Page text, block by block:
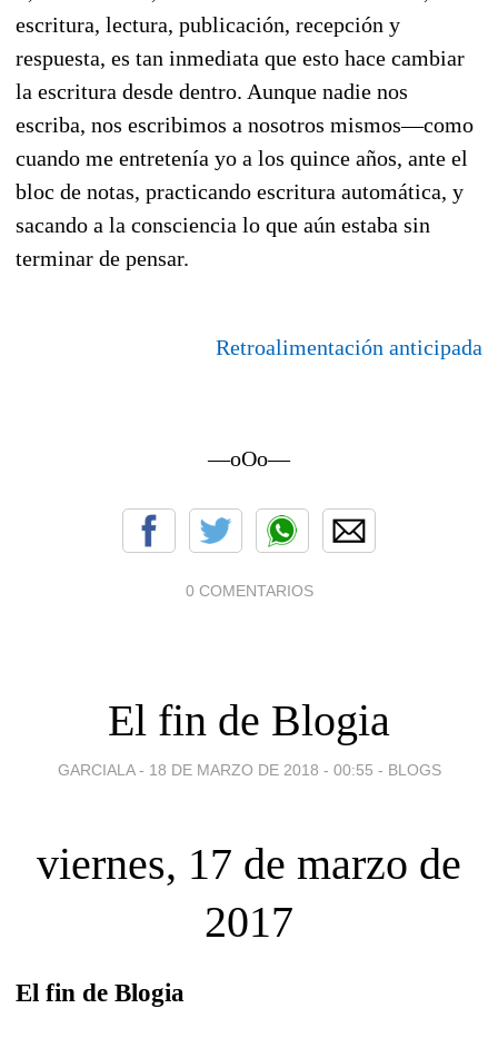
escritura, lectura, publicación, recepción y
respuesta, es tan inmediata que esto hace cambiar
la escritura desde dentro. Aunque nadie nos
escriba, nos escribimos a nosotros mismos—como
cuando me entretenía yo a los quince años, ante el
bloc de notas, practicando escritura automática, y
sacando a la consciencia lo que aún estaba sin
terminar de pensar.
Retroalimentación anticipada
—oOo—
0 COMENTARIOS
El fin de Blogia
GARCIALA - 18 DE MARZO DE 2018 - 00:55 - BLOGS
viernes, 17 de marzo de
2017
El fin de Blogia